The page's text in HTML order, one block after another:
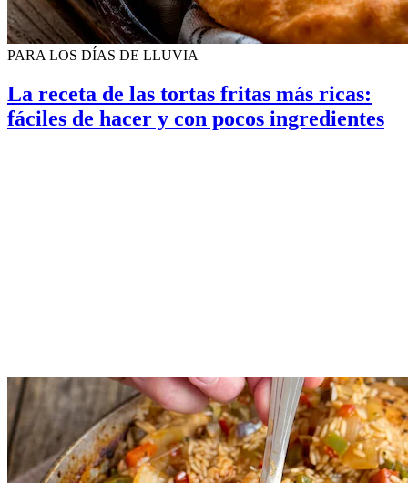
PARA LOS DÍAS DE LLUVIA
La receta de las tortas fritas más ricas:
fáciles de hacer y con pocos ingredientes